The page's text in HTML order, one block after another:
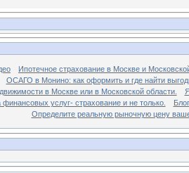
Ипотечное страхование в Москве и
ОСАГО в Монино: как оформить и где найти
в Москве или в Московской области.
финансовых услуг- страхование и не только.
Блог
Определите реальную рыночную цену